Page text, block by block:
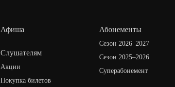
Афиша
Слушателям
Акции
Покупка билетов
Абонементы
Сезон 2026–2027
Сезон 2025–2026
Суперабонемент